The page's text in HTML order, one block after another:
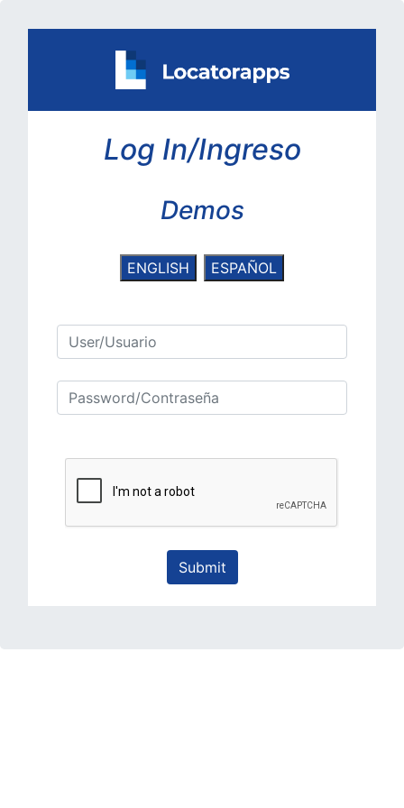
Log In/Ingreso
Demos
ENGLISH ESPAÑOL